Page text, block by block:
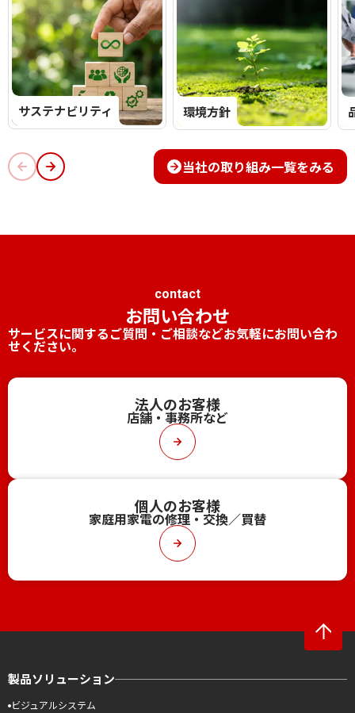
サステナビリティ 環境方針
当社の取り組み一覧をみる
contact
お問い合わせ
サービスに関するご質問・ご相談などお気軽にお問い合わ
せください。
法人のお客様
店舗・事務所など
個人のお客様
家庭用家電の修理・交換／買替
製品ソリューション
ビジュアルシステム